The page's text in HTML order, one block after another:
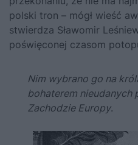
polski tron – mógł wieść
stwierdza Sławomir
poświęconej czasom
Nim wybrano go na
bohaterem nieudanych
Zachodzie Europy.